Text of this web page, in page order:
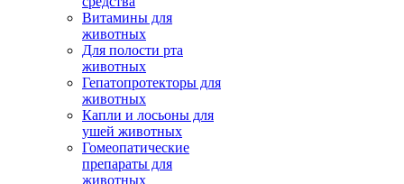
Витамины для
животных
Для полости рта
животных
Гепатопротекторы для
животных
Капли и лосьоны для
ушей животных
Гомеопатические
препараты для
животных